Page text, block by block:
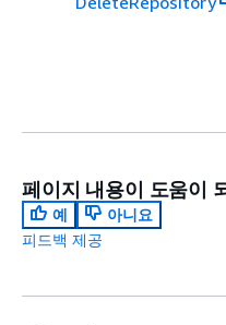
페이지 내용이 도움이
예
아니요
피드백 제공